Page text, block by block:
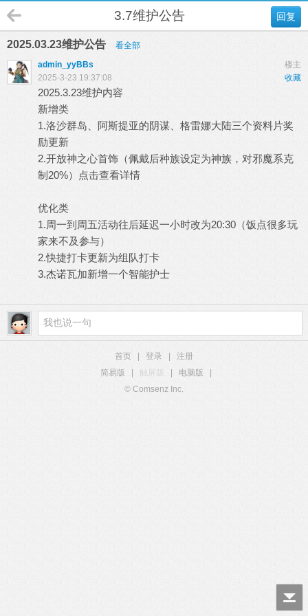
回复
3.7维护公告
2025.03.23维护公告
看全部
楼主
admin_yyBBs
收藏
2025-3-23 19:37:08
2025.3.23维护内容
新增类
1.洛沙群岛、阿斯提亚的阴谋、格雷娜大陆三个资料片奖
励更新
2.开放神之心首饰（佩戴后种族设定为神族，对邪魔系克
制20%）
点击查看详情
优化类
1.周一到周五活动往后延迟一小时改为20:30（饭点很多玩
家来不及参与）
2.快捷打卡更新为组队打卡
3.杰诺瓦加新增一个智能护士
首页 登录
注册
简易版
触屏版 电脑版
© Comsenz Inc.